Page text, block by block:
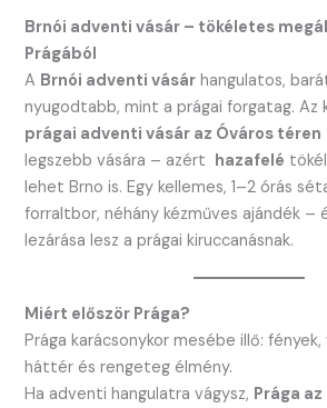
Brnói adventi vásár – tökéletes
Prágából
A Brnói adventi vásár hangulatos,
nyugodtabb, mint a prágai forgatag.
prágai adventi vásár az Óváros téren
legszebb vására – azért hazafelé
lehet Brno is. Egy kellemes, 1–2 órás
forraltbor, néhány kézműves ajándék –
lezárása lesz a prágai kiruccanásnak.
Miért először Prága?
Prága karácsonykor mesébe illő:
háttér és rengeteg élmény.
Ha adventi hangulatra vágysz, Prága